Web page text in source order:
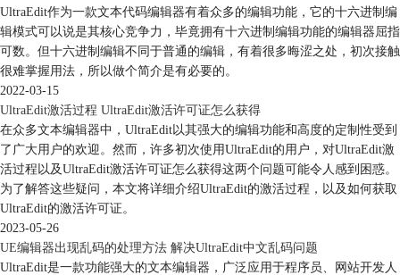
UltraEdit作为一款文本代码编辑器有着众多的编辑功能，它的十六进制编
辑模式可以说是其核心竞争力，毕竟拥有十六进制编辑功能的编辑器屈指
可数。但十六进制编辑不同于普通的编辑，有着很多晦涩之处，初次接触
很难掌握用法，所以做个简介是有必要的。
2022-03-15
UltraEdit激活过程 UltraEdit激活许可证怎么获得
在众多文本编辑器中，UltraEdit以其强大的编辑功能和高度的定制性受到
了广大用户的欢迎。然而，许多初次使用UltraEdit的用户，对UltraEdit激
活过程以及UltraEdit激活许可证怎么获得这两个问题可能令人感到困惑。
为了解答这些疑问，本文将详细介绍UltraEdit的激活过程，以及如何获取
UltraEdit的激活许可证。
2023-05-26
UE编辑器出现乱码的处理方法 解决UltraEdit中文乱码问题
UltraEdit是一款功能强大的文本编辑器，广泛应用于程序员、网站开发人